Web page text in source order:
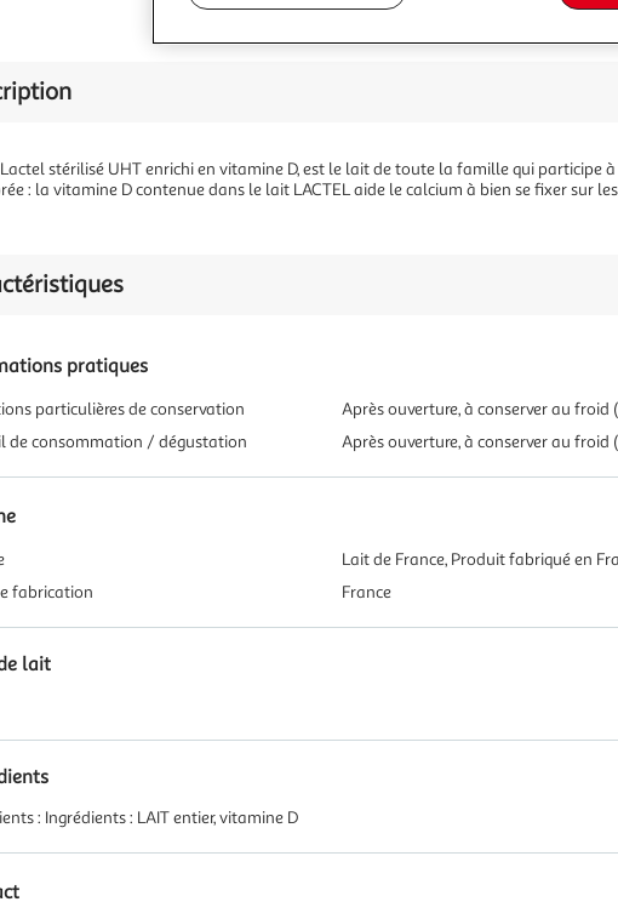
stérilisé UHT enrichi en vitamine D, est le lait de toute la famille qui participe
: la vitamine D contenue dans le lait LACTEL aide le calcium à bien se fixer sur
pratiques
particulières de conservation
Après ouverture, à conserver au
de consommation / dégustation
Après ouverture, à conserver au
Lait de France, Produit fabriqué en
fabrication
France
lait
: Ingrédients : LAIT entier, vitamine D